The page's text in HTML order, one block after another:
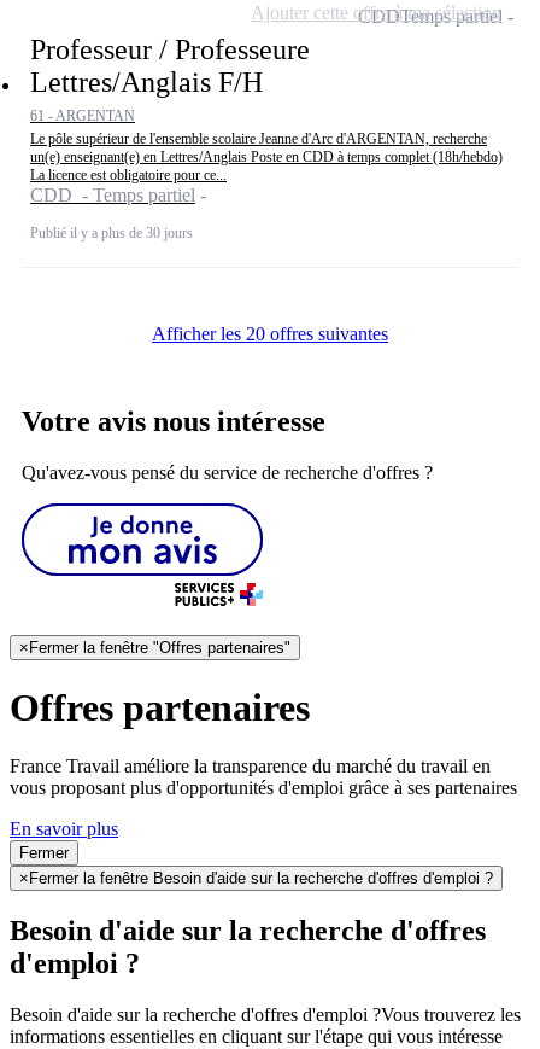
Professeur / Professeure
Lettres/Anglais F/H
61 - ARGENTAN
Le pôle supérieur de l'ensemble scolaire Jeanne d'Arc d'ARGENTAN, recherche
un(e) enseignant(e) en Lettres/Anglais Poste en CDD à temps complet (18h/hebdo)
La licence est obligatoire pour ce...
CDD - Temps partiel
Publié il y a plus de 30 jours
CDDTemps partiel
Ajouter cette offre à ma sélection
Afficher les 20 offres suivantes
Votre avis nous intéresse
Qu'avez-vous pensé du service de recherche d'offres ?
×Fermer la fenêtre "Offres partenaires"
Offres partenaires
France Travail améliore la transparence du marché du travail en
vous proposant plus d'opportunités d'emploi grâce à ses partenaires
En savoir plus
Fermer
× Fermer la fenêtre Besoin d'aide sur la recherche d'offres d'emploi ?
Besoin d'aide sur la recherche d'offres
d'emploi ?
Besoin d'aide sur la recherche d'offres d'emploi ?Vous trouverez les
informations essentielles en cliquant sur l'étape qui vous intéresse